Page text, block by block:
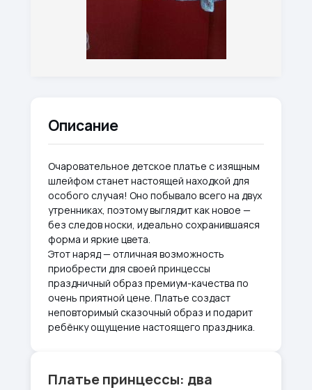
Описание
Очаровательное детское платье с изящным
шлейфом станет настоящей находкой для
особого случая! Оно побывало всего на двух
утренниках, поэтому выглядит как новое —
без следов носки, идеально сохранившаяся
форма и яркие цвета.
Этот наряд — отличная возможность
приобрести для своей принцессы
праздничный образ премиум-качества по
очень приятной цене. Платье создаст
неповторимый сказочный образ и подарит
ребёнку ощущение настоящего праздника.
Платье принцессы: два